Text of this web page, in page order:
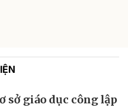
sở giáo dục công lập